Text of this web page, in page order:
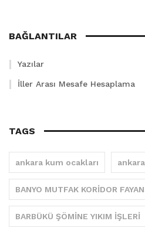
BAĞLANTILAR
Yazılar
İller Arası Mesafe Hesaplama
TAGS
ankara kum ocakları
BANYO MUTFAK KORİDOR
BARBÜKÜ ŞÖMİNE YIKIM İŞLERİ